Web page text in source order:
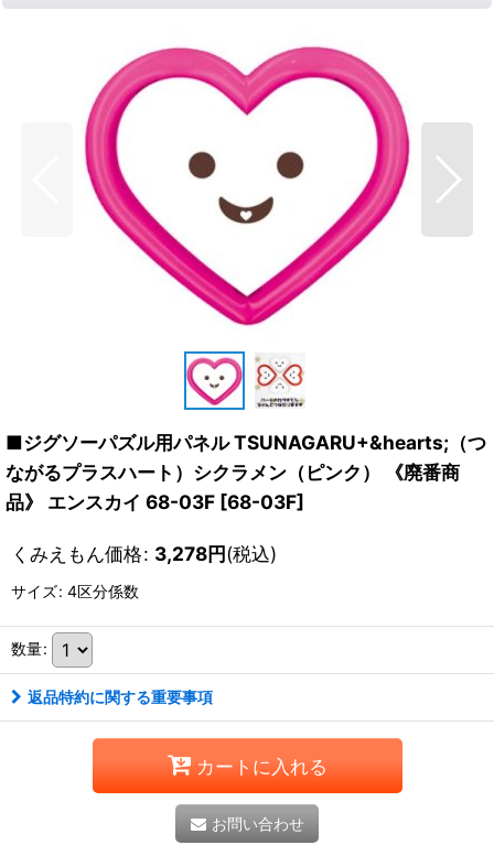
■ジグソーパズル用パネル TSUNAGARU+&hearts;（つ
ながるプラスハート）シクラメン（ピンク） 《廃番商
品》 エンスカイ 68-03F [68-03F]
くみえもん価格: 3,278円(税込)
サイズ: 4区分係数
数量:
返品特約に関する重要事項
カートに入れる
お問い合わせ